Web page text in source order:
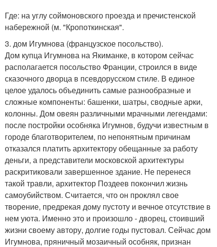
Где: на углу соймоновского проезда и пречистенской
набережной (м. "Кропоткинская".
3. дом Игумнова (французское посольство).
Дом купца Игумнова на Якиманке, в котором сейчас
располагается посольство Франции, строился в виде
сказочного дворца в псевдорусском стиле. В единое
целое удалось объединить самые разнообразные и
сложные компоненты: башенки, шатры, сводные арки,
колонны. Дом овеян различными мрачными легендами:
после постройки особняка Игумнов, будучи известным в
городе благотворителем, по непонятным причинам
отказался платить архитектору обещанные за работу
деньги, а представители московской архитектуры
раскритиковали завершенное здание. Не перенеся
такой травли, архитектор Поздеев покончил жизнь
самоубийством. Считается, что он проклял свое
творение, предрекая дому пустоту и вечное отсутствие в
нем уюта. Именно это и произошло - дворец, стоивший
жизни своему автору, долгие годы пустовал. Сейчас дом
Игумнова, пряничный мозаичный особняк, признан